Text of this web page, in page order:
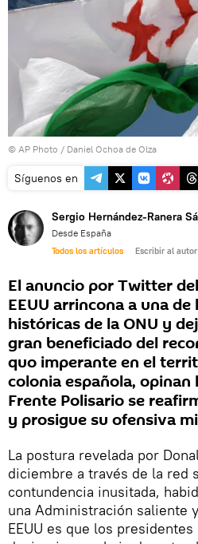
© AP Photo / Daniel Ochoa de Olza
Síguenos en
Sergio Hernández-Ranera
Desde España
Todos los artículos Escribir al autor
El anuncio por Twitter
EEUU arrincona a una de
históricas de la ONU y
gran beneficiado del
quo imperante en el
colonia española, opinan
Frente Polisario se
y prosigue su ofensiva
La postura revelada por
diciembre a través de la red
contundencia inusitada,
una Administración saliente
EEUU es que los